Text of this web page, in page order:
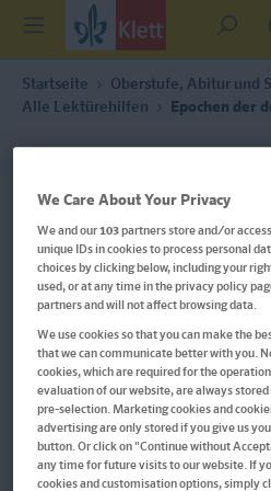
Startseite
Oberstufe, Abitur und
Alle Lektürehilfen
Epochen der
Im Buch
We Care About Your Privacy
We and our103partners store and/or
unique IDs in cookies to process personal
choices by clicking below, including your
used, or at any time in the privacy policy
partners and will not affect browsing data.
We use cookies so that you can make the
that we can communicate better with you.
cookies, which are required for the
evaluation of our website, are always
pre-selection. Marketing cookies and
advertising are only stored if you give us
button. Or click on "Continue without
any time for future visits to our website. If
cookies and customisation options, simply